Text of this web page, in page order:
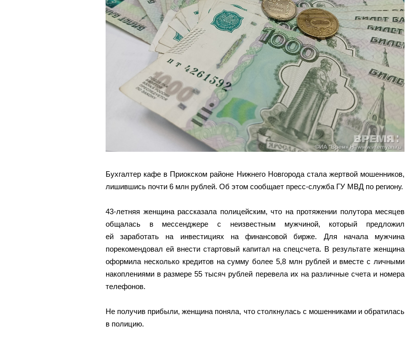
Бухгалтер кафе в Приокском районе Нижнего Новгорода стала жертвой мошенников,
лишившись почти 6 млн рублей. Об этом сообщает пресс-служба ГУ МВД по региону.
43-летняя женщина рассказала полицейским, что на протяжении полутора месяцев
общалась в мессенджере с неизвестным мужчиной, который предложил
ей заработать на инвестициях на финансовой бирже. Для начала мужчина
порекомендовал ей внести стартовый капитал на спецсчета. В результате женщина
оформила несколько кредитов на сумму более 5,8 млн рублей и вместе с личными
накоплениями в размере 55 тысяч рублей перевела их на различные счета и номера
телефонов.
Не получив прибыли, женщина поняла, что столкнулась с мошенниками и обратилась
в полицию.